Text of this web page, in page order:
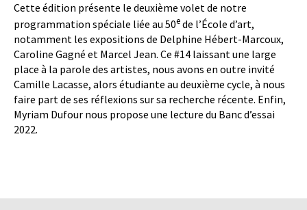
Cette édition présente le deuxième volet de notre
programmation spéciale liée au 50ede l’École d’art,
notamment les expositions de Delphine Hébert-Marcoux,
Caroline Gagné et Marcel Jean. Ce #14 laissant une large
place à la parole des artistes, nous avons en outre invité
Camille Lacasse, alors étudiante au deuxième cycle, à nous
faire part de ses réflexions sur sa recherche récente. Enfin,
Myriam Dufour nous propose une lecture du Banc d’essai
2022.